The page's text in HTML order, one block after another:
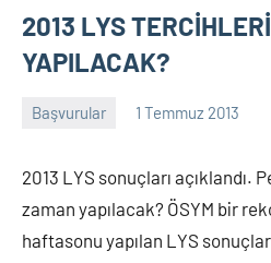
2013 LYS
YAPILACAK?
Başvurular 1 Temmuz 2013
alperturkoglu
Yorum
2013 LYS sonuçları açıklandı.
zaman yapılacak? ÖSYM bir
haftasonu yapılan LYS